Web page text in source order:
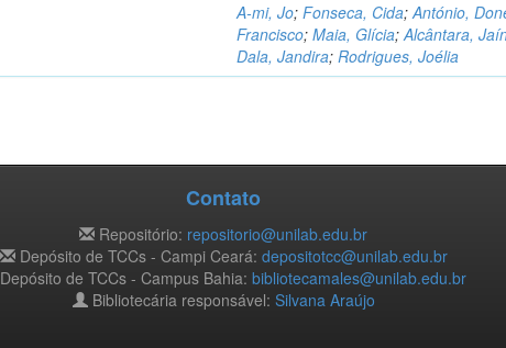
A-mi, Jo;Fonseca, Cida;António,
Francisco;Maia, Glícia;Alcântara,
Dala, Jandira;Rodrigues, Joélia
Contato
Repositório: repositorio@unilab.edu.br
Depósito de TCCs - Campi Ceará: depositotcc@unilab.edu.br
Depósito de TCCs - Campus Bahia: bibliotecamales@unilab.edu.br
Bibliotecária responsável: Silvana Araújo